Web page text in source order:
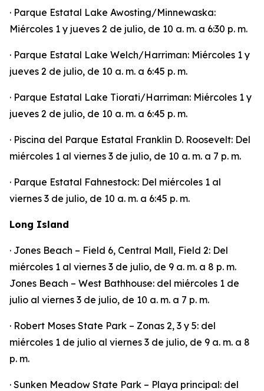
· Parque Estatal Lake Awosting/Minnewaska:
Miércoles 1 y jueves 2 de julio, de 10 a. m. a 6:30 p. m.
· Parque Estatal Lake Welch/Harriman: Miércoles 1 y
jueves 2 de julio, de 10 a. m. a 6:45 p. m.
· Parque Estatal Lake Tiorati/Harriman: Miércoles 1 y
jueves 2 de julio, de 10 a. m. a 6:45 p. m.
· Piscina del Parque Estatal Franklin D. Roosevelt: Del
miércoles 1 al viernes 3 de julio, de 10 a. m. a 7 p. m.
· Parque Estatal Fahnestock: Del miércoles 1 al
viernes 3 de julio, de 10 a. m. a 6:45 p. m.
Long Island
· Jones Beach – Field 6, Central Mall, Field 2: Del
miércoles 1 al viernes 3 de julio, de 9 a. m. a 8 p. m.
Jones Beach – West Bathhouse: del miércoles 1 de
julio al viernes 3 de julio, de 10 a. m. a 7 p. m.
· Robert Moses State Park – Zonas 2, 3 y 5: del
miércoles 1 de julio al viernes 3 de julio, de 9 a. m. a 8
p. m.
· Sunken Meadow State Park – Playa principal: del